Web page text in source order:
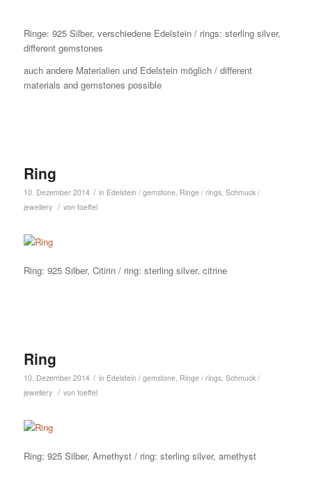
Ringe: 925 Silber, verschiedene Edelstein / rings: sterling silver,
different gemstones
auch andere Materialien und Edelstein möglich / different
materials and gemstones possible
Ring
10. Dezember 2014 / in Edelstein / gemstone, Ringe / rings, Schmuck /
jewellery / von toeffel
Ring: 925 Silber, Citirin / ring: sterling silver, citrine
Ring
10. Dezember 2014 / in Edelstein / gemstone, Ringe / rings, Schmuck /
jewellery / von toeffel
Ring: 925 Silber, Amethyst / ring: sterling silver, amethyst